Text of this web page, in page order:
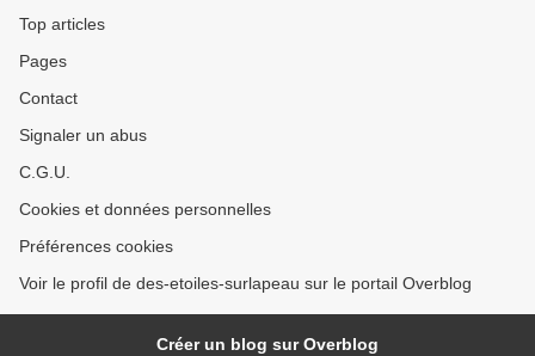
Top articles
Pages
Contact
Signaler un abus
C.G.U.
Cookies et données personnelles
Préférences cookies
Voir le profil de des-etoiles-surlapeau sur le portail Overblog
Créer un blog sur Overblog